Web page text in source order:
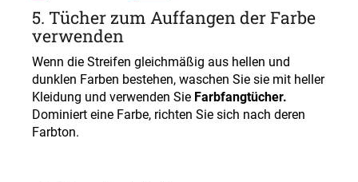
5. Tücher zum Auffangen der Farbe
verwenden
Wenn die Streifen gleichmäßig aus hellen und
dunklen Farben bestehen, waschen Sie sie mit heller
Kleidung und verwenden Sie Farbfangtücher.
Dominiert eine Farbe, richten Sie sich nach deren
Farbton.